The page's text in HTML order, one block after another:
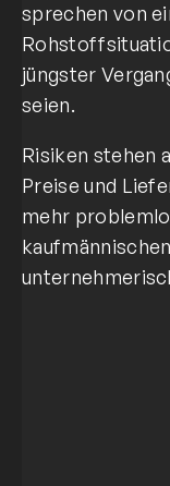
sprechen von
jüngster
seien.
Risiken stehen
Preise und
mehr